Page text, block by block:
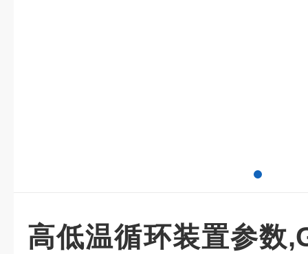
高低温循环装置参数